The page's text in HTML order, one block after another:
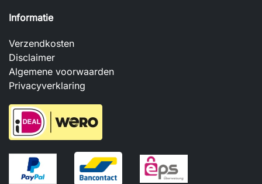
Informatie
Verzendkosten
Disclaimer
Algemene voorwaarden
Privacyverklaring